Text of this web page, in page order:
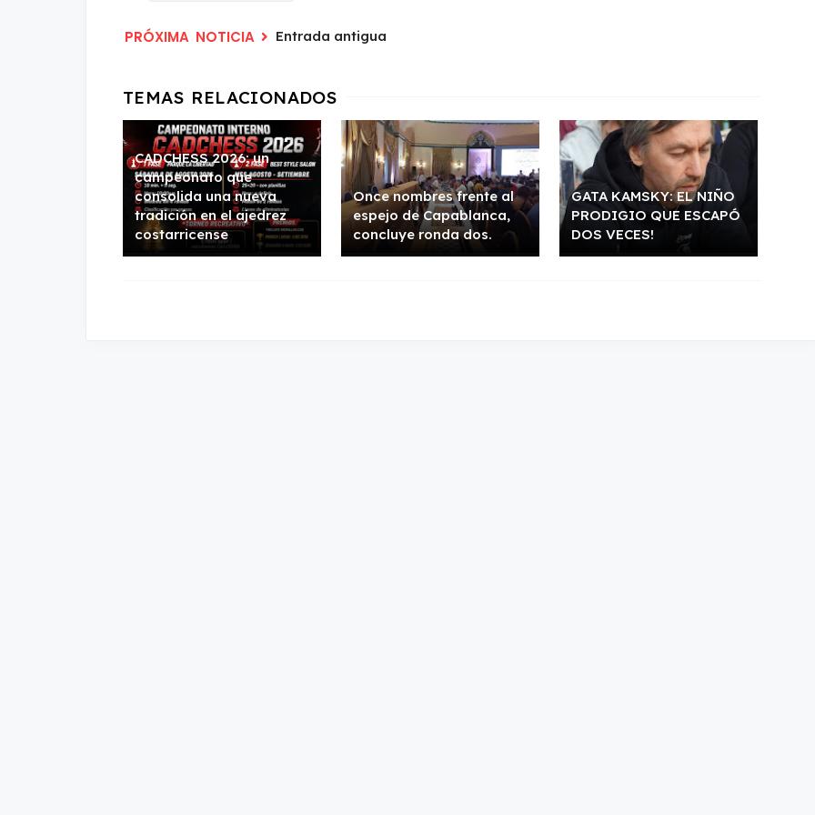
Entrada antigua
CADCHESS 2026: un
campeonato que
consolida una nueva
tradición en el ajedrez
costarricense
Once nombres frente al
espejo de Capablanca,
concluye ronda dos.
GATA KAMSKY: EL NIÑO
PRODIGIO QUE ESCAPÓ
DOS VECES!